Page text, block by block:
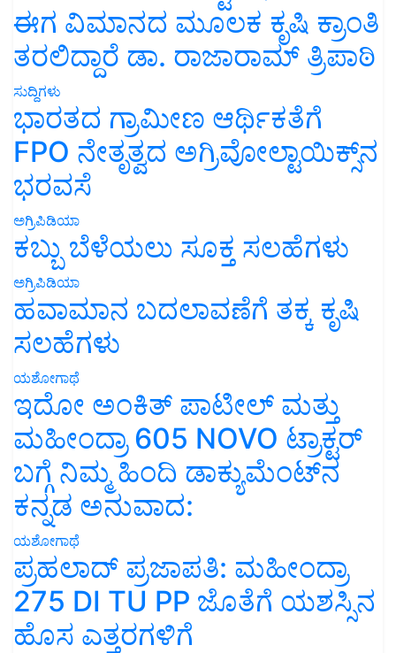
ಈಗ ವಿಮಾನದ ಮೂಲಕ ಕೃಷಿ ಕ್ರಾಂತಿ
ತರಲಿದ್ದಾರೆ ಡಾ. ರಾಜಾರಾಮ್ ತ್ರಿಪಾಠಿ
ಸುದ್ದಿಗಳು
ಭಾರತದ ಗ್ರಾಮೀಣ ಆರ್ಥಿಕತೆಗೆ
FPO ನೇತೃತ್ವದ ಅಗ್ರಿವೋಲ್ಟಾಯಿಕ್ಸ್‌ನ
ಭರವಸೆ
ಅಗ್ರಿಪಿಡಿಯಾ
ಕಬ್ಬು ಬೆಳೆಯಲು ಸೂಕ್ತ ಸಲಹೆಗಳು
ಅಗ್ರಿಪಿಡಿಯಾ
ಹವಾಮಾನ ಬದಲಾವಣೆಗೆ ತಕ್ಕ ಕೃಷಿ
ಸಲಹೆಗಳು
ಯಶೋಗಾಥೆ
ಇದೋ ಅಂಕಿತ್ ಪಾಟೀಲ್ ಮತ್ತು
ಮಹೀಂದ್ರಾ 605 NOVO ಟ್ರಾಕ್ಟರ್
ಬಗ್ಗೆ ನಿಮ್ಮ ಹಿಂದಿ ಡಾಕ್ಯುಮೆಂಟ್‌ನ
ಕನ್ನಡ ಅನುವಾದ:
ಯಶೋಗಾಥೆ
ಪ್ರಹಲಾದ್ ಪ್ರಜಾಪತಿ: ಮಹೀಂದ್ರಾ
275 DI TU PP ಜೊತೆಗೆ ಯಶಸ್ಸಿನ
ಹೊಸ ಎತ್ತರಗಳಿಗೆ